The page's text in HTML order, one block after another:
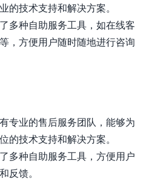
的技术支持和解决方案。
多种自助服务工具，如在线客
，方便用户随时随地进行咨询
专业的售后服务团队，能够为
的技术支持和解决方案。
多种自助服务工具，方便用户
反馈。